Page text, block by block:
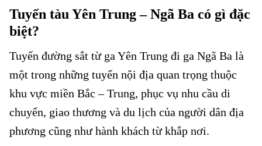
Tuyến tàu Yên Trung – Ngã Ba có gì đặc
biệt?
Tuyến đường sắt từ ga Yên Trung đi ga Ngã Ba là
một trong những tuyến nội địa quan trọng thuộc
khu vực miền Bắc – Trung, phục vụ nhu cầu di
chuyển, giao thương và du lịch của người dân địa
phương cũng như hành khách từ khắp nơi.